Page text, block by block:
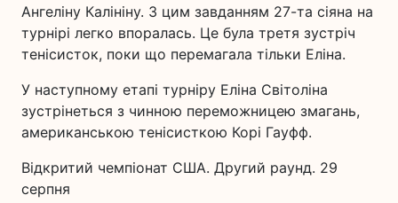
Ангеліну Калініну. З цим завданням 27-та сіяна на
турнірі легко впоралась. Це була третя зустріч
тенісисток, поки що перемагала тільки Еліна.
У наступному етапі турніру Еліна Світоліна
зустрінеться з чинною переможницею змагань,
американською тенісисткою Корі Гауфф.
Відкритий чемпіонат США. Другий раунд. 29
серпня